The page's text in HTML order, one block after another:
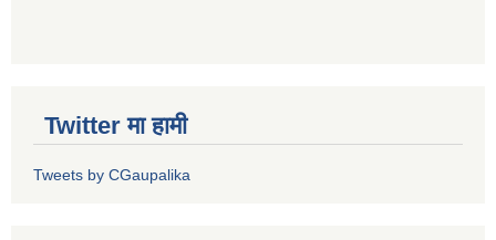
Twitter मा हामी
Tweets by CGaupalika